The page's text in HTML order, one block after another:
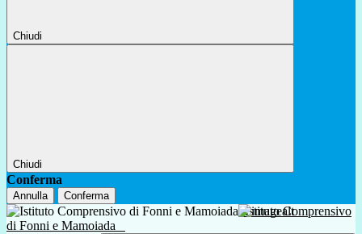
Chiudi
Chiudi
Conferma
Annulla Conferma
Istituto Comprensivo
di Fonni e Mamoiada